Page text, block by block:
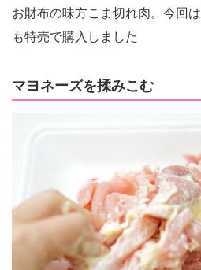
お財布の味方こま切れ肉。今回
も特売で購入しました
マヨネーズを揉みこむ